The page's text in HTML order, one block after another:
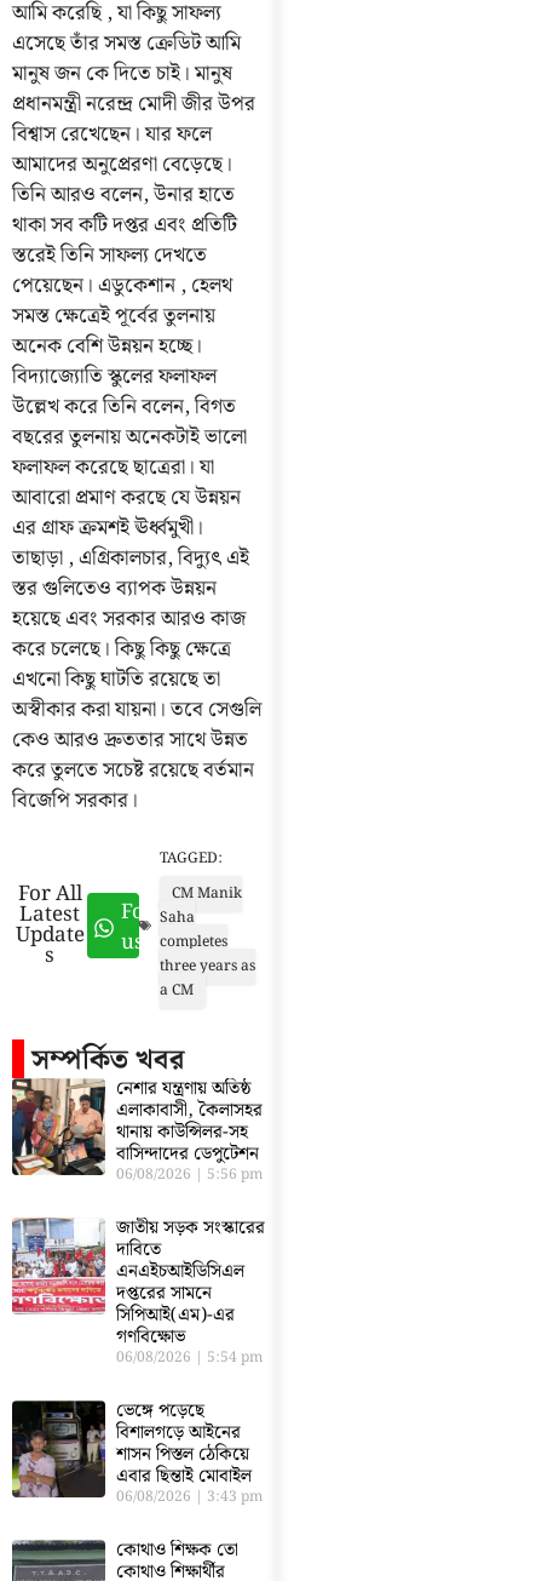
আমি করেছি , যা কিছু সাফল্য
এসেছে তাঁর সমস্ত ক্রেডিট আমি
মানুষ জন কে দিতে চাই। মানুষ
প্রধানমন্ত্রী নরেন্দ্র মোদী জীর উপর
বিশ্বাস রেখেছেন। যার ফলে
আমাদের অনুপ্রেরণা বেড়েছে।
তিনি আরও বলেন, উনার হাতে
থাকা সব কটি দপ্তর এবং প্রতিটি
স্তরেই তিনি সাফল্য দেখতে
পেয়েছেন। এডুকেশান , হেলথ
সমস্ত ক্ষেত্রেই পূর্বের তুলনায়
অনেক বেশি উন্নয়ন হচ্ছে।
বিদ্যাজ্যোতি স্কুলের ফলাফল
উল্লেখ করে তিনি বলেন, বিগত
বছরের তুলনায় অনেকটাই ভালো
ফলাফল করেছে ছাত্রেরা। যা
আবারো প্রমাণ করছে যে উন্নয়ন
এর গ্রাফ ক্রমশই ঊর্ধ্বমুখী।
তাছাড়া , এগ্রিকালচার, বিদ্যুৎ এই
স্তর গুলিতেও ব্যাপক উন্নয়ন
হয়েছে এবং সরকার আরও কাজ
করে চলেছে। কিছু কিছু ক্ষেত্রে
এখনো কিছু ঘাটতি রয়েছে তা
অস্বীকার করা যায়না। তবে সেগুলি
কেও আরও দ্রুততার সাথে উন্নত
করে তুলতে সচেষ্ট রয়েছে বর্তমান
বিজেপি সরকার।
For All
Latest
Update
s
Follow
us
TAGGED:
CM Manik
Saha
completes
three years as
a CM
সম্পর্কিত খবর
নেশার যন্ত্রণায় অতিষ্ঠ
এলাকাবাসী, কৈলাসহর
থানায় কাউন্সিলর-সহ
বাসিন্দাদের ডেপুটেশন
06/08/2026 5:56 pm
জাতীয় সড়ক সংস্কারের
দাবিতে
এনএইচআইডিসিএল
দপ্তরের সামনে
সিপিআই(এম)-এর
গণবিক্ষোভ
06/08/2026 5:54 pm
ভেঙ্গে পড়েছে
বিশালগড়ে আইনের
শাসন পিস্তল ঠেকিয়ে
এবার ছিন্তাই মোবাইল
06/08/2026 3:43 pm
কোথাও শিক্ষক তো
কোথাও শিক্ষার্থীর